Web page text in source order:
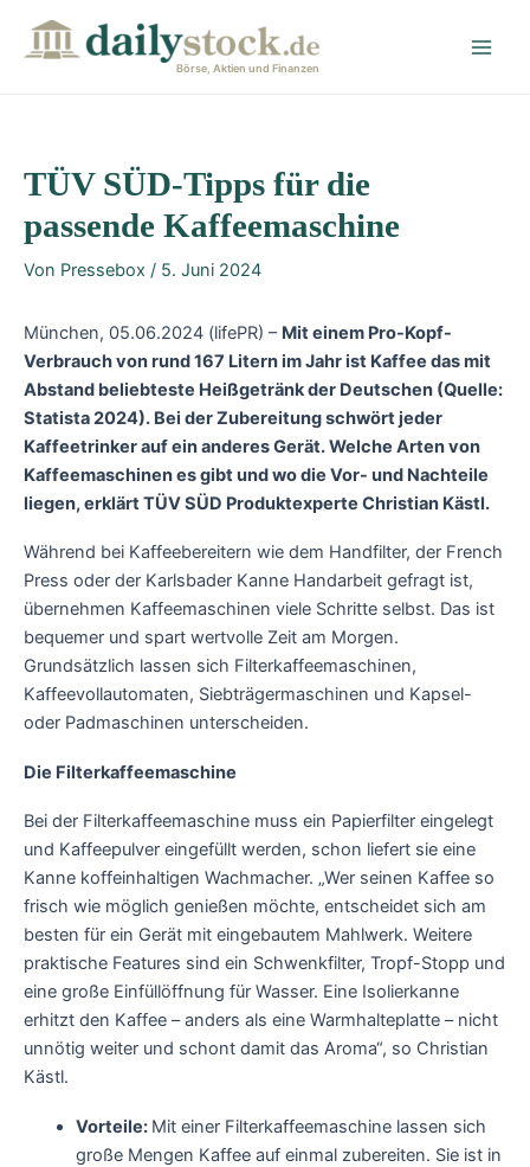
Börse, Aktien und Finanzen
TÜV SÜD-Tipps für die
passende Kaffeemaschine
Von Pressebox / 5. Juni 2024
München, 05.06.2024 (lifePR) – Mit einem Pro-Kopf-
Verbrauch von rund 167 Litern im Jahr ist Kaffee das mit
Abstand beliebteste Heißgetränk der Deutschen (Quelle:
Statista 2024). Bei der Zubereitung schwört jeder
Kaffeetrinker auf ein anderes Gerät. Welche Arten von
Kaffeemaschinen es gibt und wo die Vor- und Nachteile
liegen, erklärt TÜV SÜD Produktexperte Christian Kästl.
Während bei Kaffeebereitern wie dem Handfilter, der French
Press oder der Karlsbader Kanne Handarbeit gefragt ist,
übernehmen Kaffeemaschinen viele Schritte selbst. Das ist
bequemer und spart wertvolle Zeit am Morgen.
Grundsätzlich lassen sich Filterkaffeemaschinen,
Kaffeevollautomaten, Siebträgermaschinen und Kapsel-
oder Padmaschinen unterscheiden.
Die Filterkaffeemaschine
Bei der Filterkaffeemaschine muss ein Papierfilter eingelegt
und Kaffeepulver eingefüllt werden, schon liefert sie eine
Kanne koffeinhaltigen Wachmacher. „Wer seinen Kaffee so
frisch wie möglich genießen möchte, entscheidet sich am
besten für ein Gerät mit eingebautem Mahlwerk. Weitere
praktische Features sind ein Schwenkfilter, Tropf-Stopp und
eine große Einfüllöffnung für Wasser. Eine Isolierkanne
erhitzt den Kaffee – anders als eine Warmhalteplatte – nicht
unnötig weiter und schont damit das Aroma“, so Christian
Kästl.
Vorteile: Mit einer Filterkaffeemaschine lassen sich
große Mengen Kaffee auf einmal zubereiten. Sie ist in